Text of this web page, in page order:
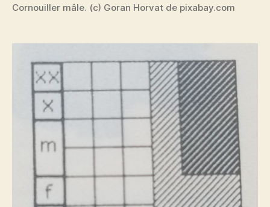
Cornouiller mâle. (c) Goran Horvat de pixabay.com